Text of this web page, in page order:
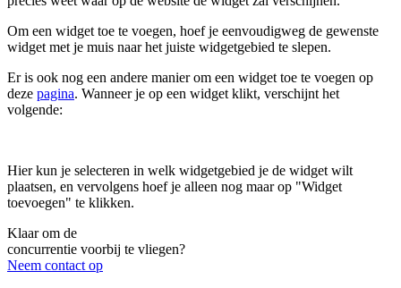
Om een widget toe te voegen, hoef je eenvoudigweg de gewenste
widget met je muis naar het juiste widgetgebied te slepen.
Er is ook nog een andere manier om een widget toe te voegen op
deze pagina. Wanneer je op een widget klikt, verschijnt het
volgende:
Hier kun je selecteren in welk widgetgebied je de widget wilt
plaatsen, en vervolgens hoef je alleen nog maar op "Widget
toevoegen" te klikken.
Klaar om de
concurrentie voorbij te vliegen?
Neem contact op